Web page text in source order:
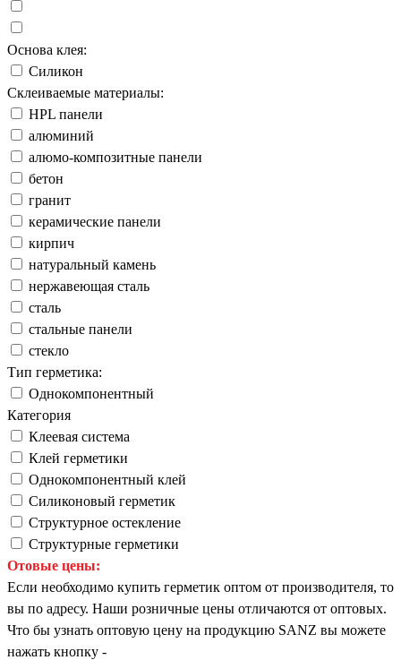
Основа клея:
Силикон
Склеиваемые материалы:
HPL панели
алюминий
алюмо-композитные панели
бетон
гранит
керамические панели
кирпич
натуральный камень
нержавеющая сталь
сталь
стальные панели
стекло
Тип герметика:
Однокомпонентный
Категория
Клеевая система
Клей герметики
Однокомпонентный клей
Силиконовый герметик
Структурное остекление
Структурные герметики
Отовые цены:
Если необходимо купить герметик оптом от производителя, то
вы по адресу. Наши розничные цены отличаются от оптовых.
Что бы узнать оптовую цену на продукцию SANZ вы можете
нажать кнопку -